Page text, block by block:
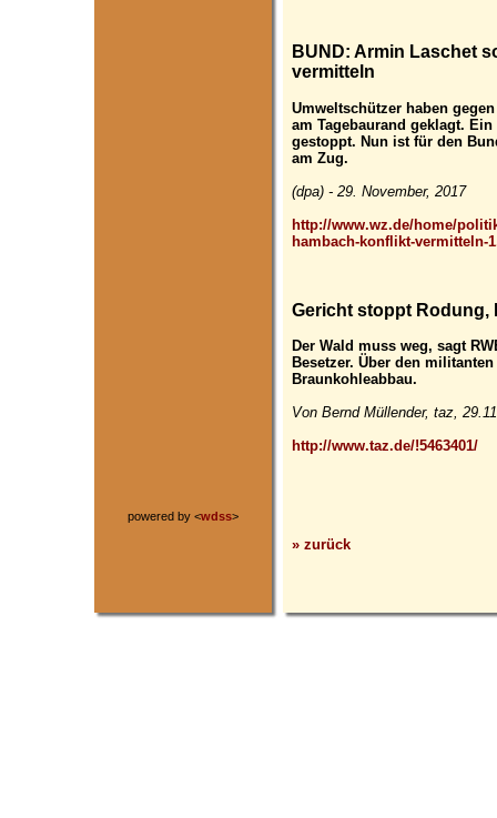
powered by <wdss>
BUND: Armin Laschet
vermitteln
Umweltschützer haben
am Tagebaurand geklagt.
gestoppt. Nun ist für den
am Zug.
(dpa) - 29. November, 2017
http://www.wz.de/home/
hambach-konflikt-vermitteln-
Gericht stoppt Rodung,
Der Wald muss weg, sagt
Besetzer. Über den
Braunkohleabbau.
Von Bernd Müllender, taz,
http://www.taz.de/!5463401/
» zurück